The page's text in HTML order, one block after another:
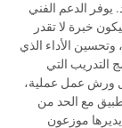
يوفر الدعم الفني
خبرة لا تقدر
وتحسين الأداء الذي
التدريب التي
ورش عمل عملية،
مع الحد من
موزعون